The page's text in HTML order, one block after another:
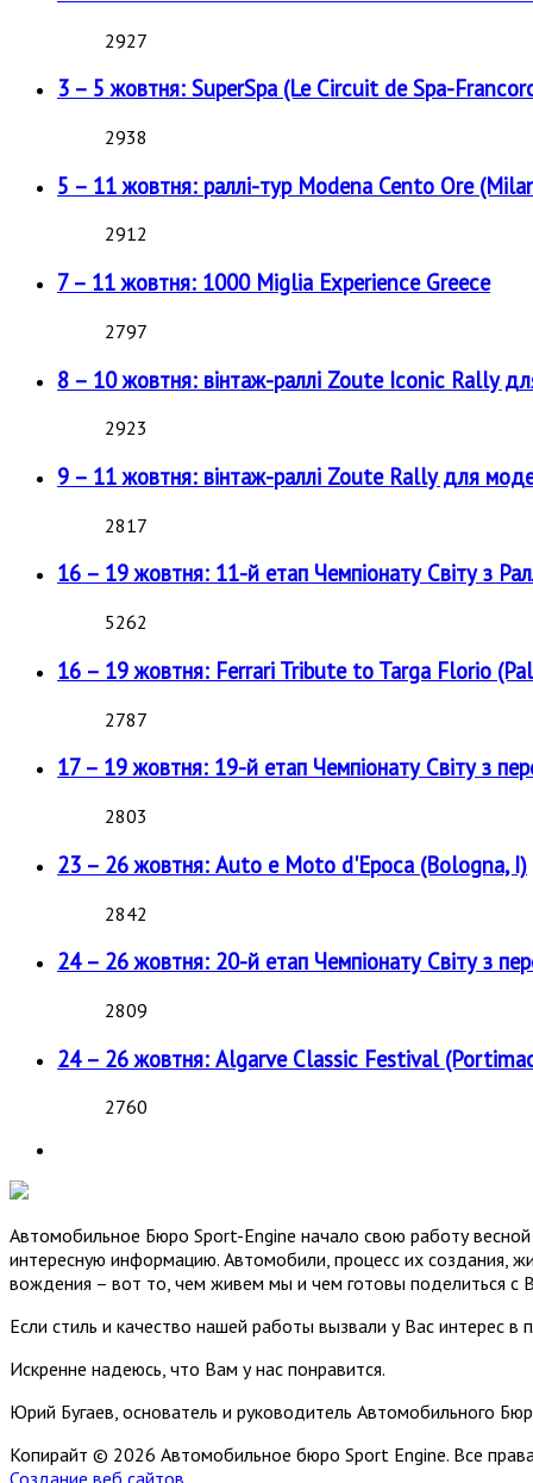
2927
3 – 5 жовтня: SuperSpa (Le Circuit de Spa-
2938
5 – 11 жовтня: раллі-тур Modena Cento Ore
2912
7 – 11 жовтня: 1000 Miglia Experience Greece
2797
8 – 10 жовтня: вінтаж-раллі Zoute Iconic Rally
2923
9 – 11 жовтня: вінтаж-раллі Zoute Rally для
2817
16 – 19 жовтня: 11-й етап Чемпіонату Світу з
5262
16 – 19 жовтня: Ferrari Tribute to Targa Florio
2787
17 – 19 жовтня: 19-й етап Чемпіонату Світу з
2803
23 – 26 жовтня: Auto e Moto d'Epoca (Bologna, I)
2842
24 – 26 жовтня: 20-й етап Чемпіонату Світу з
2809
24 – 26 жовтня: Algarve Classic Festival
2760
Автомобильное Бюро Sport-Engine начало свою работу
интересную информацию. Автомобили, процесс их создания,
вождения – вот то, чем живем мы и чем готовы поделиться с
Если стиль и качество нашей работы вызвали у Вас интерес в
Искренне надеюсь, что Вам у нас понравится.
Юрий Бугаев, основатель и руководитель Автомобильного
Копирайт © 2026 Автомобильное бюро Sport Engine. Все